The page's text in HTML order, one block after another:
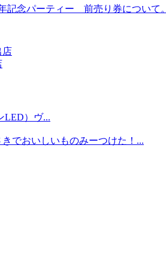
念パーティー 前売り券について。
LED）ヴ...
でおいしいものみーつけた！...